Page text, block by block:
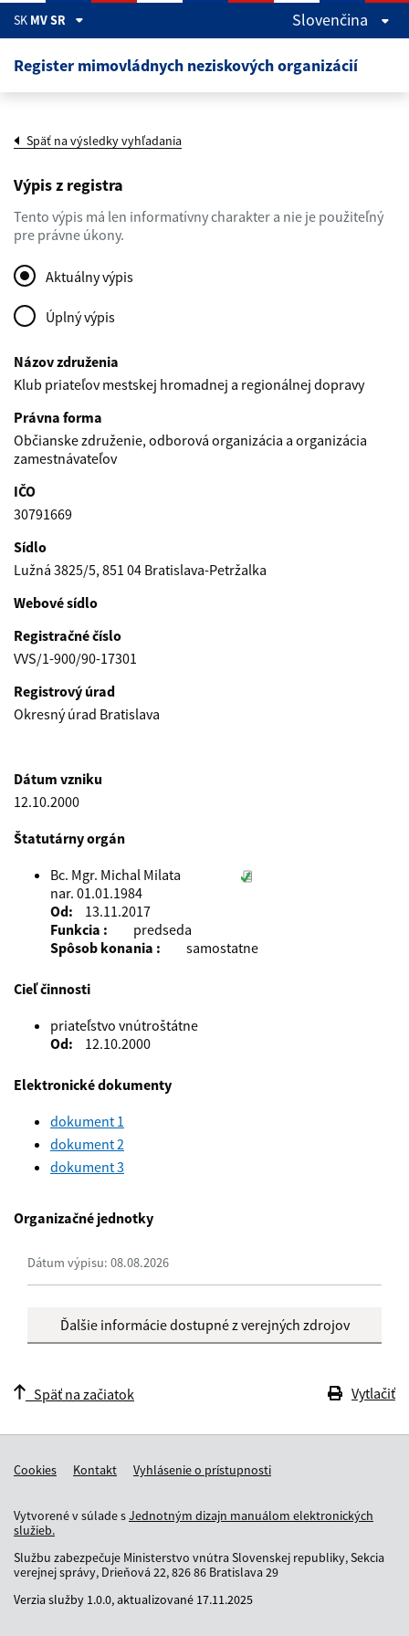
Preskočiť na hlavný obsah
SK MV SR Slovenčina
Register mimovládnych neziskových organizácií
Späť na výsledky vyhľadania
Výpis z registra
Tento výpis má len informatívny charakter a nie je použiteľný
pre právne úkony.
Aktuálny výpis
Úplný výpis
Názov združenia
Klub priateľov mestskej hromadnej a regionálnej dopravy
Právna forma
Občianske združenie, odborová organizácia a organizácia
zamestnávateľov
IČO
30791669
Sídlo
Lužná 3825/5, 851 04 Bratislava-Petržalka
Webové sídlo
Registračné číslo
VVS/1-900/90-17301
Registrový úrad
Okresný úrad Bratislava
Dátum vzniku
12.10.2000
Štatutárny orgán
Bc. Mgr. Michal Milata
nar. 01.01.1984
Od
13.11.2017
Funkcia
predseda
Spôsob konania
samostatne
Cieľ činnosti
priateľstvo vnútroštátne
Od
12.10.2000
Elektronické dokumenty
dokument 1
dokument 2
dokument 3
Organizačné jednotky
Dátum výpisu: 08.08.2026
Ďalšie informácie dostupné z verejných zdrojov
Späť na začiatok Vytlačiť
Cookies Kontakt Vyhlásenie o prístupnosti
Vytvorené v súlade sJednotným dizajn manuálom elektronických
služieb.
Službu zabezpečuje Ministerstvo vnútra Slovenskej republiky, Sekcia
verejnej správy, Drieňová 22, 826 86 Bratislava 29
Verzia služby 1.0.0,aktualizované 17.11.2025